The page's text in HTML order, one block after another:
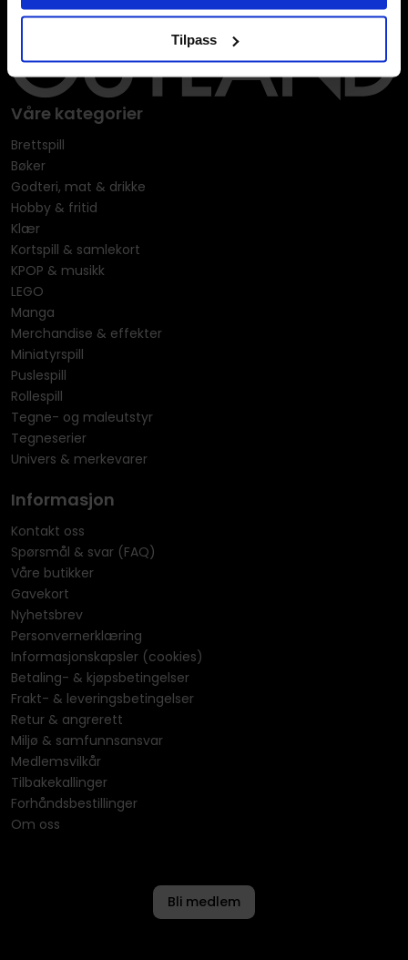
Tilpass
Våre kategorier
Brettspill
Bøker
Godteri, mat & drikke
Hobby & fritid
Klær
Kortspill & samlekort
KPOP & musikk
LEGO
Manga
Merchandise & effekter
Miniatyrspill
Puslespill
Rollespill
Tegne- og maleutstyr
Tegneserier
Univers & merkevarer
Informasjon
Kontakt oss
Spørsmål & svar (FAQ)
Våre butikker
Gavekort
Nyhetsbrev
Personvernerklæring
Informasjonskapsler (cookies)
Betaling- & kjøpsbetingelser
Frakt- & leveringsbetingelser
Retur & angrerett
Miljø & samfunnsansvar
Medlemsvilkår
Tilbakekallinger
Forhåndsbestillinger
Om oss
Bli medlem